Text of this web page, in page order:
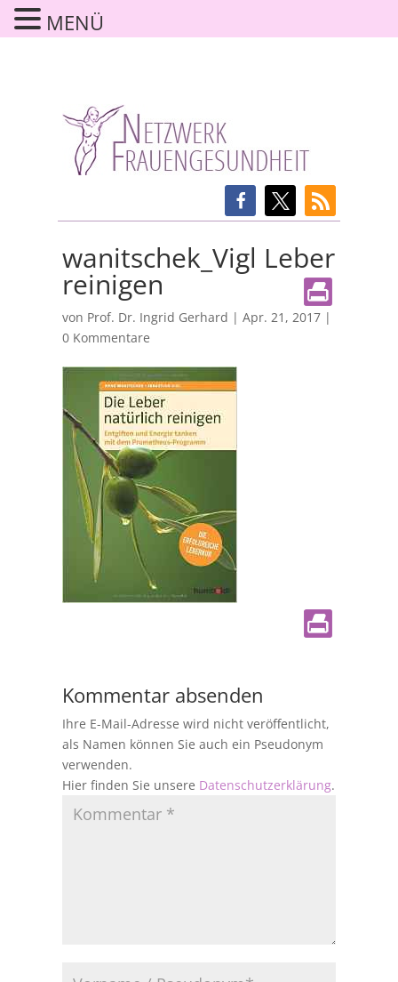
wanitschek_Vigl Leber
reinigen
von Prof. Dr. Ingrid Gerhard | Apr. 21, 2017|
0 Kommentare
Kommentar absenden
Ihre E-Mail-Adresse wird nicht veröffentlicht,
als Namen können Sie auch ein Pseudonym
verwenden.
Hier finden Sie unsere Datenschutzerklärung.
MENÜ